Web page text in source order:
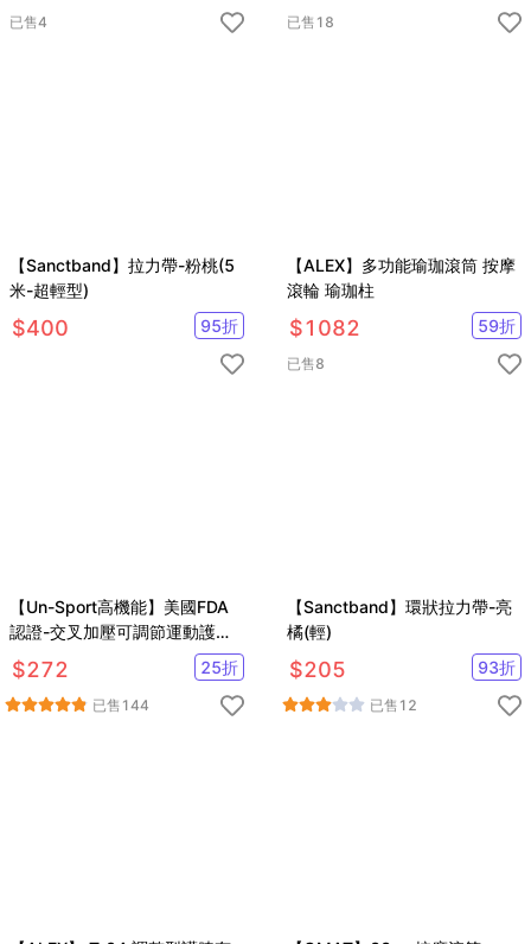
已售4 已售 18
【Sanctband】拉力帶-粉桃(5
米-超輕型)
$400 95折
【ALEX】多功能瑜珈滾筒 按摩
滾輪 瑜珈柱
$1082 59折
已售8
【Un-Sport高機能】美國FDA
認證-交叉加壓可調節運動護膝/
護具(重訓/跑步)
$272 25折
已售 144
【Sanctband】環狀拉力帶-亮
橘(輕)
$205 93折
已售 12